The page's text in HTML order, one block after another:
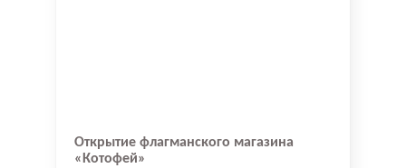
Открытие флагманского магазина
«Котофей»